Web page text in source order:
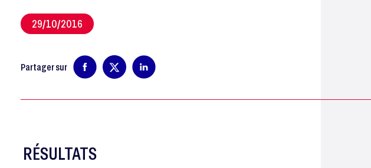
29/10/2016
Partager sur
RÉSULTATS